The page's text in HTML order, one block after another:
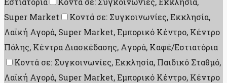
Super Market
Κοντά σε: Συγκοινωνίες, Εκκλησία,
Λαϊκή Αγορά, Super Market, Εμπορικό Κέντρο, Κέντρο
Πόλης, Κέντρα Διασκέδασης, Aγορά, Καφέ/Εστιατόρια
Κοντά σε: Συγκοινωνίες, Εκκλησία, Παιδικό Σταθμό,
Λαϊκή Αγορά, Super Market, Εμπορικό Κέντρο, Κέντρο